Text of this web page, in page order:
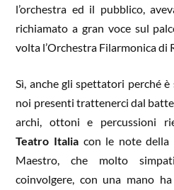
l’orchestra ed il pubblico,
richiamato a gran voce sul
volta l’Orchestra Filarmonica di
Sì, anche gli spettatori perché
noi presenti trattenerci dal
archi, ottoni e percussioni
Teatro Italiacon le note della
Maestro, che molto
coinvolgere, con una mano